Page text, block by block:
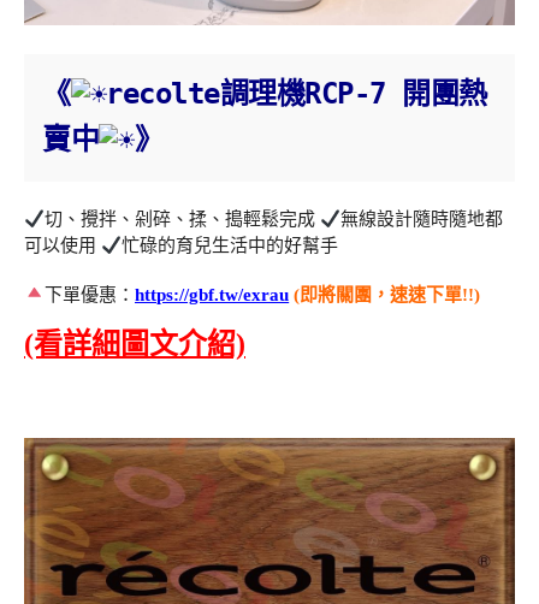
《
recolte調理機RCP-7 開團熱
賣中
》
切、攪拌、剁碎、揉、搗輕鬆完成
無線設計隨時隨地都
可以使用
忙碌的育兒生活中的好幫手
下單優惠：https://gbf.tw/exrau (即將關團，速速下單!!)
(看詳細圖文介紹)